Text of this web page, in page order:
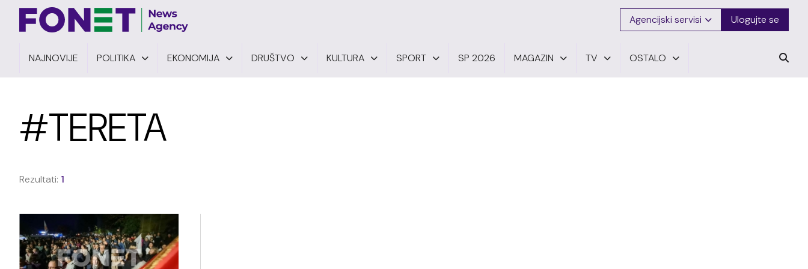
Agencijski servisi Ulogujte se
NAJNOVIJE POLITIKA EKONOMIJA DRUŠTVO KULTURA SPORT SP 2026 MAGAZIN TV OSTALO
#TERETA
Rezultati: 1